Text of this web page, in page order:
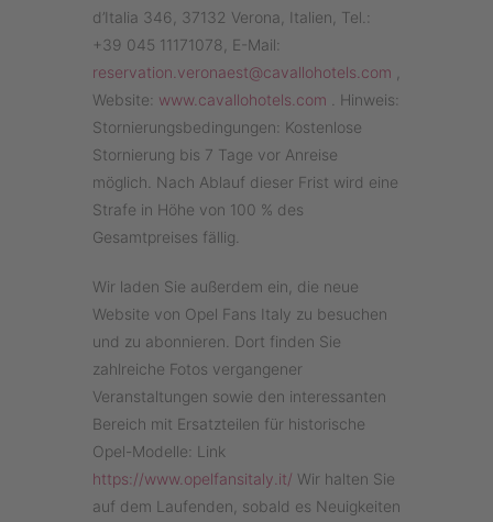
d’Italia 346, 37132 Verona, Italien, Tel.:
+39 045 11171078, E-Mail:
reservation.veronaest@cavallohotels.com
Website: www.cavallohotels.com . Hinweis:
Stornierungsbedingungen: Kostenlose
Stornierung bis 7 Tage vor Anreise
möglich. Nach Ablauf dieser Frist wird eine
Strafe in Höhe von 100 % des
Gesamtpreises fällig.
Wir laden Sie außerdem ein, die neue
Website von Opel Fans Italy zu besuchen
und zu abonnieren. Dort finden Sie
zahlreiche Fotos vergangener
Veranstaltungen sowie den interessanten
Bereich mit Ersatzteilen für historische
Opel-Modelle: Link
https://www.opelfansitaly.it/ Wir halten Sie
auf dem Laufenden, sobald es Neuigkeiten